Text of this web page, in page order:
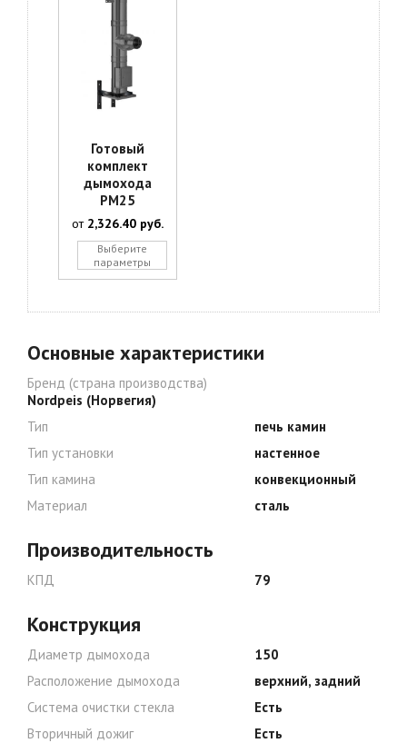
Готовый
комплект
дымохода
РМ25
от 2,326.40 руб.
Выберите
параметры
Опции
на
странице
товара.
Основные характеристики
Бренд (страна производства)
Nordpeis (Норвегия)
Тип
печь камин
Тип установки
настенное
Тип камина
конвекционный
Материал
сталь
Производительность
КПД 79
Конструкция
Диаметр дымохода
150
Расположение дымохода
верхний, задний
Система очистки стекла
Есть
Вторичный дожиг
Есть